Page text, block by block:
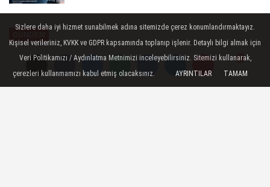
Yorumlar
Yayınlanma: 25 Temmuz 2025 - 07:52
Turgutlu'da Elektrik Kesintilerine
Yorumlar
Sizlere daha iyi hizmet sunabilmek adına sitemizde çerez konumlandırmaktayız.
Kişisel verileriniz, KVKK ve GDPR kapsamında toplanıp işlenir. Detaylı bilgi almak için
Veri Politikamızı / Aydınlatma Metnimizi inceleyebilirsiniz. Sitemizi kullanarak,
çerezleri kullanmamızı kabul etmiş olacaksınız.
AYRINTILAR TAMAM